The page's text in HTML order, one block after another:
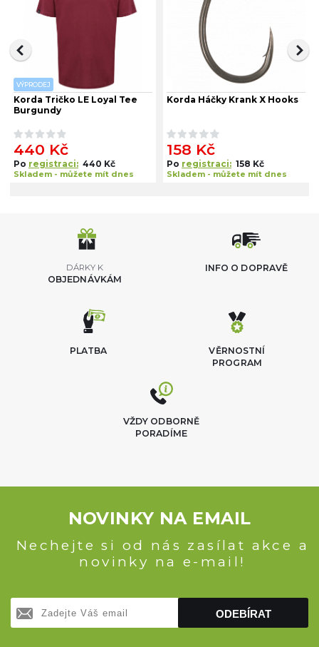
VÝPRODEJ
Korda Tričko LE Loyal Tee
Burgundy
440 Kč
Po registraci: 440 Kč
Skladem - můžete mít dnes
Korda Háčky Krank X Hooks
158 Kč
Po registraci: 158 Kč
Skladem - můžete mít dnes
DÁRKY K
OBJEDNÁVKÁM
INFO O DOPRAVĚ
VĚRNOSTNÍ
PROGRAM
PLATBA
VŽDY ODBORNĚ
PORADÍME
NOVINKY NA EMAIL
Nechejte si od nás zasílat akce a
novinky na e-mail!
ODEBÍRAT